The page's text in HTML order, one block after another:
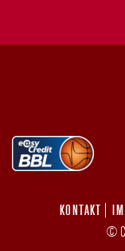
KONTAKT
©